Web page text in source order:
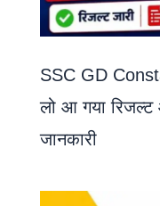
SSC GD
लो आ गया
जानकारी